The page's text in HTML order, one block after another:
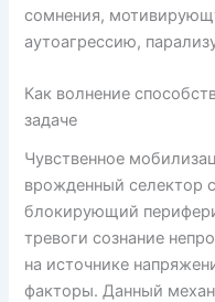
сомнения,
аутоагрессию,
Как волнение
задаче
Чувственное
врожденный селектор
блокирующий
тревоги сознание
на источнике
факторы. Данный